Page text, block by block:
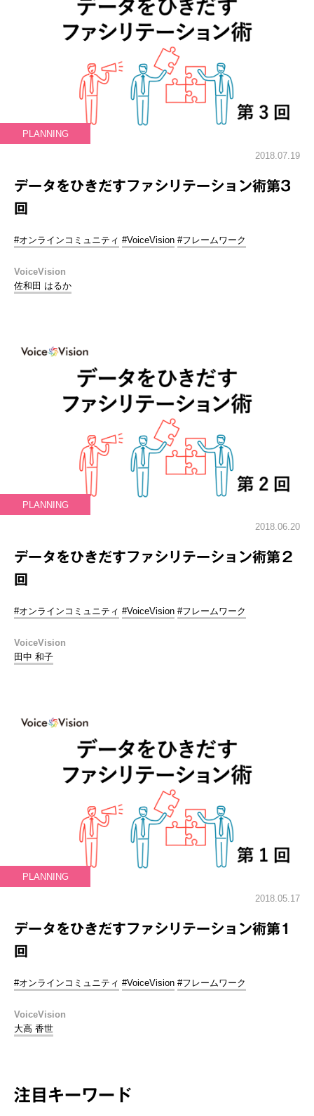
PLANNING
2018.07.19
データをひきだすファシリテーション術第3
回
#オンラインコミュニティ #VoiceVision #フレームワーク
VoiceVision
佐和田 はるか
PLANNING
2018.06.20
データをひきだすファシリテーション術第２
回
#オンラインコミュニティ #VoiceVision #フレームワーク
VoiceVision
田中 和子
PLANNING
2018.05.17
データをひきだすファシリテーション術第1
回
#オンラインコミュニティ #VoiceVision #フレームワーク
VoiceVision
大高 香世
注目キーワード